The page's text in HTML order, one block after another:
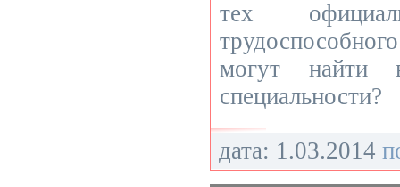
тех
могут найти
специальности?
дата: 1.03.2014